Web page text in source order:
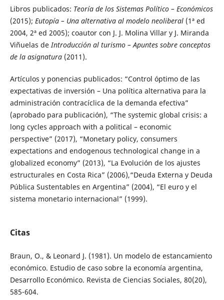
Libros publicados: Teoría de los Sistemas Político – Económicos
(2015); Eutopía – Una alternativa al modelo neoliberal(1ª ed
2004, 2ª ed 2005); coautor con J. J. Molina Villar y J. Miranda
Viñuelas deIntroducción al turismo – Apuntes sobre conceptos
de la asignatura(2011).
Artículos y ponencias publicados: “Control óptimo de las
expectativas de inversión – Una política alternativa para la
administración contracíclica de la demanda efectiva”
(aprobado para publicación), “The systemic global crisis: a
long cycles approach with a political – economic
perspective” (2017), “Monetary policy, consumers
expectations and endogenous technological change in a
globalized economy” (2013), “La Evolución de los ajustes
estructurales en Costa Rica” (2006),“Deuda Externa y Deuda
Pública Sustentables en Argentina” (2004), “El euro y el
sistema monetario internacional” (1999).
Citas
Braun, O., & Leonard J. (1981). Un modelo de estancamiento
económico. Estudio de caso sobre la economía argentina,
Desarrollo Económico. Revista de Ciencias Sociales, 80(20),
585-604.